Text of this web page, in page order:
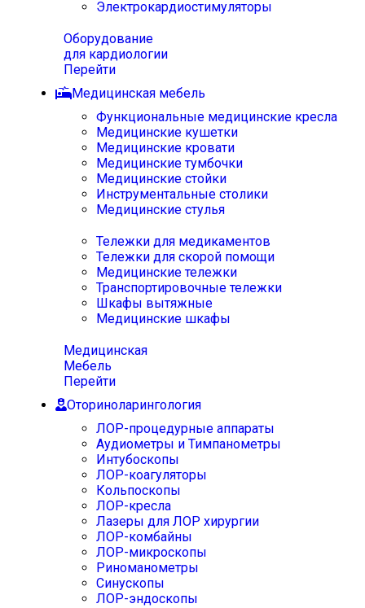
Электрокардиостимуляторы
Оборудование
для кардиологии
Перейти
Медицинская мебель
Функциональные медицинские кресла
Медицинские кушетки
Медицинские кровати
Медицинские тумбочки
Медицинские стойки
Инструментальные столики
Медицинские стулья
Тележки для медикаментов
Тележки для скорой помощи
Медицинские тележки
Транспортировочные тележки
Шкафы вытяжные
Медицинские шкафы
Медицинская
Мебель
Перейти
Оториноларингология
ЛОР-процедурные аппараты
Аудиометры и Тимпанометры
Интубоскопы
ЛОР-коагуляторы
Кольпоскопы
ЛОР-кресла
Лазеры для ЛОР хирургии
ЛОР-комбайны
ЛОР-микроскопы
Риноманометры
Синускопы
ЛОР-эндоскопы